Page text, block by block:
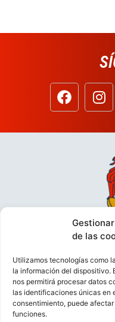
de las
Utilizamos tecnologías como
la información del dispositivo.
nos permitirá procesar datos
las identificaciones únicas en
consentimiento, puede
funciones.